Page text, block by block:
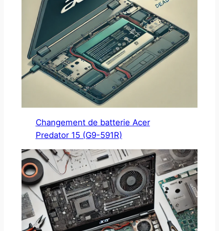
Changement de batterie Acer
Predator 15 (G9-591R)